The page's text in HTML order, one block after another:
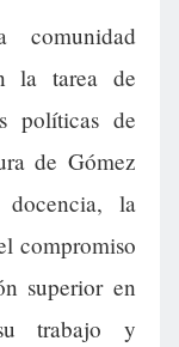
la tarea de
políticas de
de Gómez
la
compromiso
superior en
trabajo y